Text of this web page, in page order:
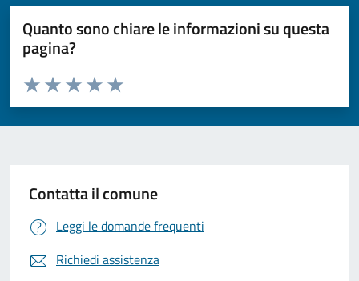
Quanto sono chiare le informazioni su questa
pagina?
Valuta da 1 a 5 stelle la pagina
Valuta 5 stelle su 5
Valuta 4 stelle su 5
Valuta 3 stelle su 5
Valuta 2 stelle su 5
Valuta 1 stelle su 5
Contatta il comune
Leggi le domande frequenti
Richiedi assistenza